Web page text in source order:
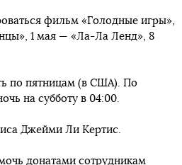
фильм «Голодные игры»,
1 мая — «Ла-Ла Ленд», 8
по пятницам (в США). По
на субботу в 04:00.
Джейми Ли Кертис.
донатами сотрудникам